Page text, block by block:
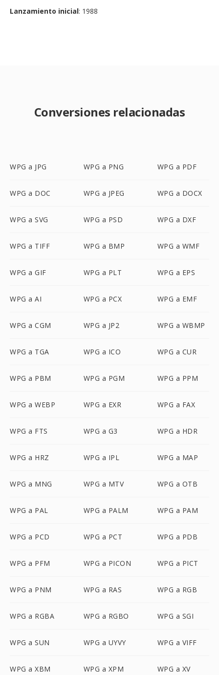
Lanzamiento inicial: 1988
Conversiones relacionadas
WPG a JPG WPG a PNG WPG a PDF
WPG a DOC WPG a JPEG WPG a DOCX
WPG a SVG WPG a PSD WPG a DXF
WPG a TIFF WPG a BMP WPG a WMF
WPG a GIF WPG a PLT WPG a EPS
WPG a AI WPG a PCX WPG a EMF
WPG a CGM WPG a JP2 WPG a WBMP
WPG a TGA WPG a ICO WPG a CUR
WPG a PBM WPG a PGM WPG a PPM
WPG a WEBP WPG a EXR WPG a FAX
WPG a FTS WPG a G3 WPG a HDR
WPG a HRZ WPG a IPL WPG a MAP
WPG a MNG WPG a MTV WPG a OTB
WPG a PAL WPG a PALM WPG a PAM
WPG a PCD WPG a PCT WPG a PDB
WPG a PFM WPG a PICON WPG a PICT
WPG a PNM WPG a RAS WPG a RGB
WPG a RGBA WPG a RGBO WPG a SGI
WPG a SUN WPG a UYVY WPG a VIFF
WPG a XBM WPG a XPM WPG a XV